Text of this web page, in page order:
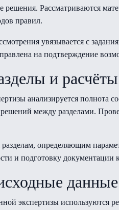
решения. Рассматриваются
правил.
увязывается с
на подтверждение
и расчёты
анализируется
решений между разделами.
разделам, определяющим
и подготовку документации
данные
экспертизы используются